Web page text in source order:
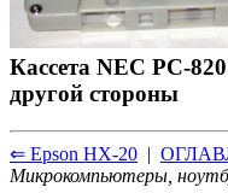
Кассета NEC PC-
другой стороны
⇐ Epson HX-20 |
Микрокомпьютеры,